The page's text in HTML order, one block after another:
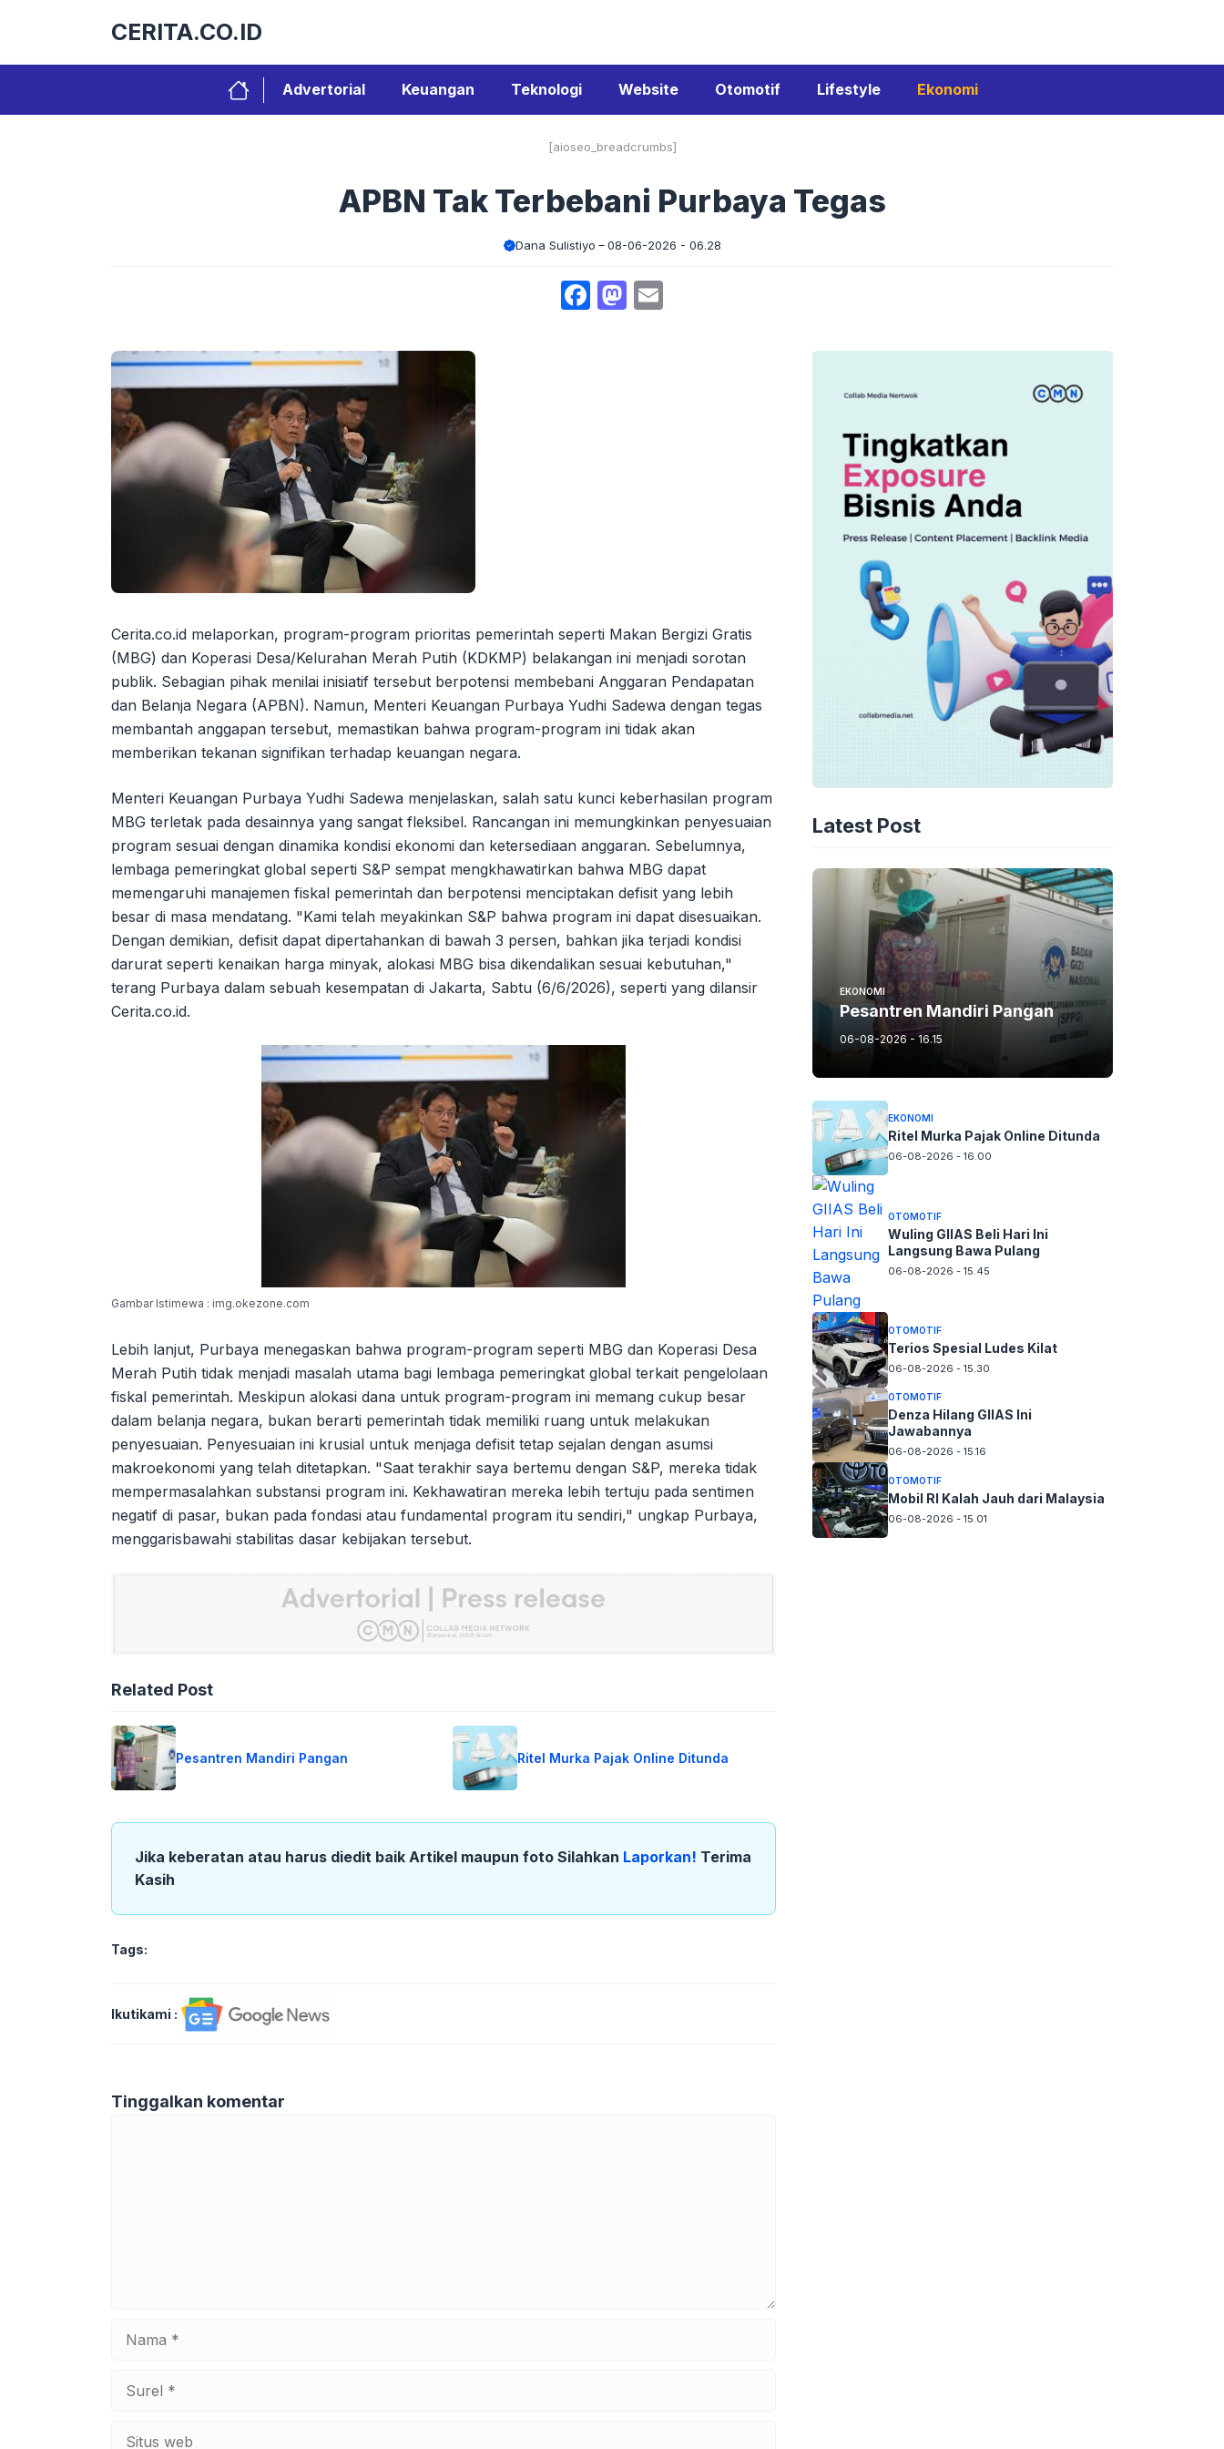
CERITA.CO.ID
Advertorial Keuangan Teknologi Website Otomotif Lifestyle Ekonomi
[aioseo_breadcrumbs]
APBN Tak Terbebani Purbaya Tegas
Dana Sulistiyo 08-06-2026 - 06.28
Facebook
Mastodon
Cerita.co.id melaporkan, program-program prioritas pemerintah seperti Makan Bergizi Gratis
(MBG) dan Koperasi Desa/Kelurahan Merah Putih (KDKMP) belakangan ini menjadi sorotan
publik. Sebagian pihak menilai inisiatif tersebut berpotensi membebani Anggaran Pendapatan
dan Belanja Negara (APBN). Namun, Menteri Keuangan Purbaya Yudhi Sadewa dengan tegas
membantah anggapan tersebut, memastikan bahwa program-program ini tidak akan
memberikan tekanan signifikan terhadap keuangan negara.
Menteri Keuangan Purbaya Yudhi Sadewa menjelaskan, salah satu kunci keberhasilan program
MBG terletak pada desainnya yang sangat fleksibel. Rancangan ini memungkinkan penyesuaian
program sesuai dengan dinamika kondisi ekonomi dan ketersediaan anggaran. Sebelumnya,
lembaga pemeringkat global seperti S&P sempat mengkhawatirkan bahwa MBG dapat
memengaruhi manajemen fiskal pemerintah dan berpotensi menciptakan defisit yang lebih
besar di masa mendatang. "Kami telah meyakinkan S&P bahwa program ini dapat disesuaikan.
Dengan demikian, defisit dapat dipertahankan di bawah 3 persen, bahkan jika terjadi kondisi
darurat seperti kenaikan harga minyak, alokasi MBG bisa dikendalikan sesuai kebutuhan,"
terang Purbaya dalam sebuah kesempatan di Jakarta, Sabtu (6/6/2026), seperti yang dilansir
Cerita.co.id.
Gambar Istimewa : img.okezone.com
Lebih lanjut, Purbaya menegaskan bahwa program-program seperti MBG dan Koperasi Desa
Merah Putih tidak menjadi masalah utama bagi lembaga pemeringkat global terkait pengelolaan
fiskal pemerintah. Meskipun alokasi dana untuk program-program ini memang cukup besar
dalam belanja negara, bukan berarti pemerintah tidak memiliki ruang untuk melakukan
penyesuaian. Penyesuaian ini krusial untuk menjaga defisit tetap sejalan dengan asumsi
makroekonomi yang telah ditetapkan. "Saat terakhir saya bertemu dengan S&P, mereka tidak
mempermasalahkan substansi program ini. Kekhawatiran mereka lebih tertuju pada sentimen
negatif di pasar, bukan pada fondasi atau fundamental program itu sendiri," ungkap Purbaya,
menggarisbawahi stabilitas dasar kebijakan tersebut.
Related Post
Pesantren Mandiri Pangan Ritel Murka Pajak Online Ditunda
Jika keberatan atau harus diedit baik Artikel maupun foto Silahkan Laporkan! Terima
Kasih
Tags:
Ikutikami :
Tinggalkan komentar
Latest Post
EKONOMI
Pesantren Mandiri Pangan
06-08-2026 - 16.15
EKONOMI
Ritel Murka Pajak Online Ditunda
06-08-2026 - 16.00
OTOMOTIF
Wuling GIIAS Beli Hari Ini
Langsung Bawa Pulang
06-08-2026 - 15.45
OTOMOTIF
Terios Spesial Ludes Kilat
06-08-2026 - 15.30
OTOMOTIF
Denza Hilang GIIAS Ini
Jawabannya
06-08-2026 - 15.16
OTOMOTIF
Mobil RI Kalah Jauh dari Malaysia
06-08-2026 - 15.01